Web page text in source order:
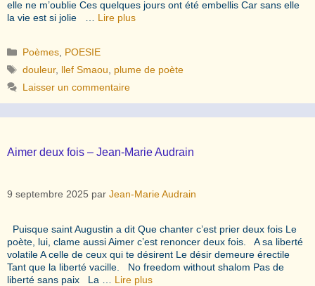
elle ne m’oublie Ces quelques jours ont été embellis Car sans elle
la vie est si jolie … Lire plus
Catégories
Poèmes POESIE
Étiquettes
douleur, llef Smaou
plume de poète
Laisser un commentaire
Aimer deux fois – Jean-Marie Audrain
9 septembre 2025 par Jean-Marie Audrain
Puisque saint Augustin a dit Que chanter c’est prier deux fois Le
poète, lui, clame aussi Aimer c’est renoncer deux fois. A sa liberté
volatile A celle de ceux qui te désirent Le désir demeure érectile
Tant que la liberté vacille. No freedom without shalom Pas de
liberté sans paix La … Lire plus